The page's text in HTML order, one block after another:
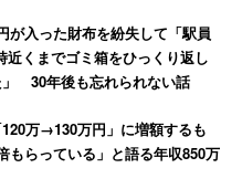
が入った財布を紛失して「駅員
近くまでゴミ箱をひっくり返し
」 30年後も忘れられない話
万→130万円」に増額するも
もらっている」と語る年収850万